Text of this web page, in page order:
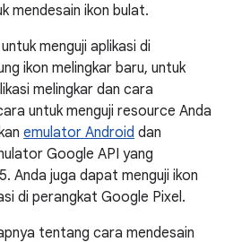
mendesain ikon bulat.
menguji aplikasi di
ikon melingkar baru, untuk
melingkar dan cara
untuk menguji resource Anda
emulator Android dan
Google API yang
Anda juga dapat menguji ikon
di perangkat Google Pixel.
tentang cara mendesain